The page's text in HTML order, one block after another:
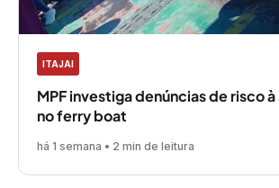
ITAJAI
MPF investiga denúncias de risco
no ferry boat
há 1 semana • 2 min de leitura